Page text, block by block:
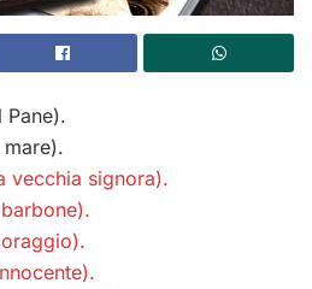
vecchia signora).